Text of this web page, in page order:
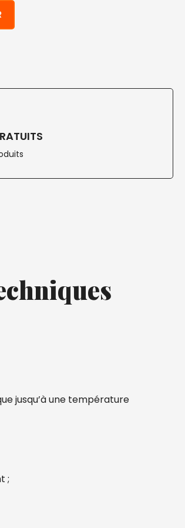
écologique 600 ml 125 pcs
jusqu’à une température
;